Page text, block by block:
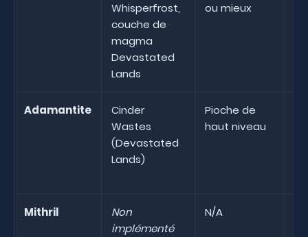
Whisperfrost,
couche de
magma
Devastated
Lands
ou mieux
Adamantite
Cinder
Wastes
(Devastated
Lands)
Pioche de
haut niveau
Mithril
Non
implémenté
N/A